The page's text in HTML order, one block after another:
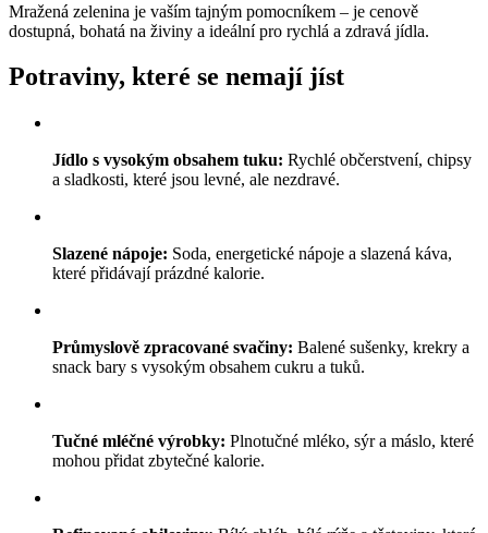
Mražená zelenina je vaším tajným pomocníkem – je cenově
dostupná, bohatá na živiny a ideální pro rychlá a zdravá jídla.
Potraviny, které se nemají jíst
Jídlo s vysokým obsahem tuku: Rychlé občerstvení, chipsy
a sladkosti, které jsou levné, ale nezdravé.
Slazené nápoje: Soda, energetické nápoje a slazená káva,
které přidávají prázdné kalorie.
Průmyslově zpracované svačiny: Balené sušenky, krekry a
snack bary s vysokým obsahem cukru a tuků.
Tučné mléčné výrobky: Plnotučné mléko, sýr a máslo, které
mohou přidat zbytečné kalorie.